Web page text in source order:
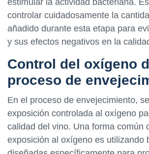
controlar cuidadosamente la
añadido durante esta etapa para
y sus efectos negativos en la
Control del oxígeno
proceso de
En el proceso de envejecimiento,
exposición controlada al oxígeno
calidad del vino. Una forma común
exposición al oxígeno es utilizando